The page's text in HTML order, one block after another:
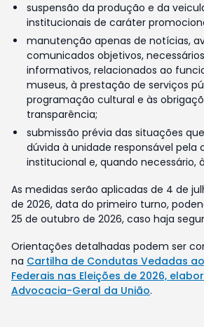
suspensão da produção e da
institucionais de caráter
manutenção apenas de notícias,
comunicados objetivos,
informativos, relacionados ao
museus, à prestação de serviços
programação cultural e às
transparência;
submissão prévia das situações
dúvida à unidade responsável pela
institucional e, quando necessário,
As medidas serão aplicadas de 4 de
de 2026, data do primeiro turno,
25 de outubro de 2026, caso haja
Orientações detalhadas podem ser
na Cartilha de Condutas Vedadas
Federais nas Eleições de 2026,
Advocacia-Geral da União.